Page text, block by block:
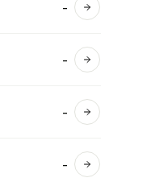
- Ver detalles
- Ver detalles
- Ver detalles
- Ver detalles